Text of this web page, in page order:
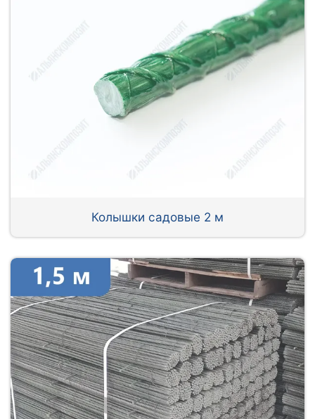
Колышки садовые 2 м